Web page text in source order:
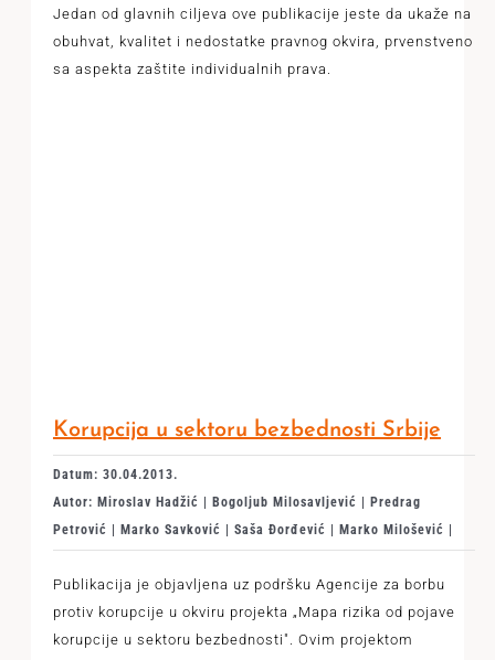
Jedan od glavnih ciljeva ove publikacije jeste da ukaže na
obuhvat, kvalitet i nedostatke pravnog okvira, prvenstveno
sa aspekta zaštite individualnih prava.
Korupcija u sektoru bezbednosti Srbije
Datum: 30.04.2013.
Autor: Miroslav Hadžić | Bogoljub Milosavljević | Predrag
Petrović | Marko Savković | Saša Đorđević | Marko Milošević |
Publikacija je objavljena uz podršku Agencije za borbu
protiv korupcije u okviru projekta „Mapa rizika od pojave
korupcije u sektoru bezbednosti". Ovim projektom